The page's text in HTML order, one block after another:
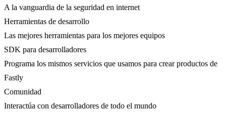
A la vanguardia de la seguridad en internet
Herramientas de desarrollo
Las mejores herramientas para los mejores equipos
SDK para desarrolladores
Programa los mismos servicios que usamos para crear productos de
Fastly
Comunidad
Interactúa con desarrolladores de todo el mundo